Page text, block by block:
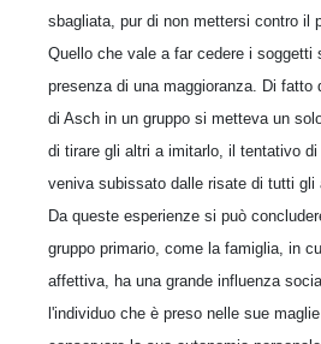
sbagliata, pur di non mettersi contro il
Quello che vale a far cedere i soggetti
presenza di una maggioranza. Di fatto
di Asch in un gruppo si metteva un
di tirare gli altri a imitarlo, il tentativo
veniva subissato dalle risate di tutti gli
Da queste esperienze si può
gruppo primario, come la famiglia, in
affettiva, ha una grande influenza
l'individuo che è preso nelle sue